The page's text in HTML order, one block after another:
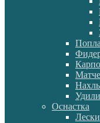
Оснастка
Лески